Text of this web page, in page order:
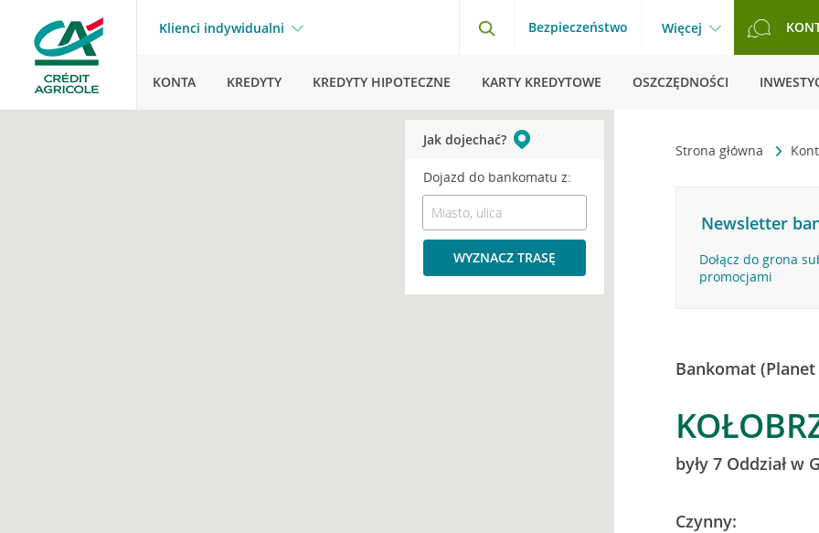
Klienci indywidualni Bezpieczeństwo Więcej
KONTA KREDYTY KREDYTY HIPOTECZNE KARTY KREDYTOWE OSZCZĘDNOŚCI
Strona główna
Newsletter
Dołącz do grona
promocjami
Bankomat (Planet
były 7 Oddział w
Czynny:
Jak dojechać?
Dojazd do bankomatu z:
WYZNACZ TRASĘ